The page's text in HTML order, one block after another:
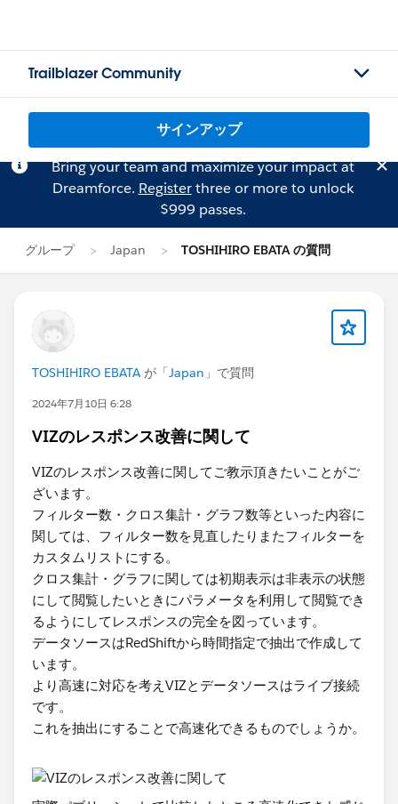
Trailblazer Community
サインアップ
Bring your team and maximize your impact at
Dreamforce. Registerthree or more to unlock
$999 passes.
グループ Japan TOSHIHIRO EBATA の質問
TOSHIHIRO EBATA が「Japan 」で質問
2024年7月10日 6:28
VIZのレスポンス改善に関して
VIZのレスポンス改善に関してご教示頂きたいことがご
ざいます。
フィルター数・クロス集計・グラフ数等といった内容に
関しては、フィルター数を見直したりまたフィルターを
カスタムリストにする。
クロス集計・グラフに関しては初期表示は非表示の状態
にして閲覧したいときにパラメータを利用して閲覧でき
るようにしてレスポンスの完全を図っています。
データソースはRedShiftから時間指定で抽出で作成して
います。
より高速に対応を考えVIZとデータソースはライブ接続
です。
これを抽出にすることで高速化できるものでしょうか。